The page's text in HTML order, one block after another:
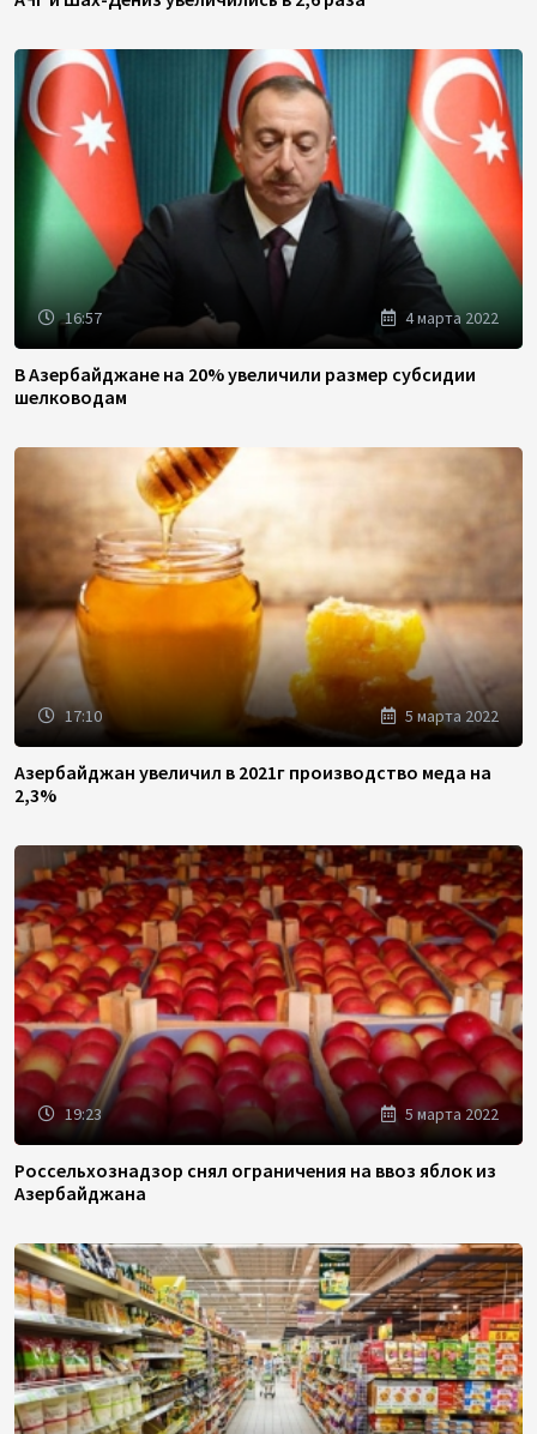
16:57 4 марта 2022
В Азербайджане на 20% увеличили размер субсидии
шелководам
17:10 5 марта 2022
Азербайджан увеличил в 2021г производство меда на
2,3%
19:23 5 марта 2022
Россельхознадзор снял ограничения на ввоз яблок из
Азербайджана